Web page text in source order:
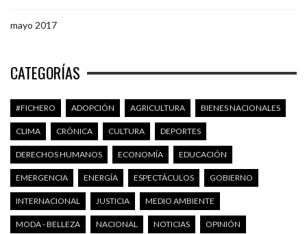
mayo 2017
CATEGORÍAS
#FICHERO ADOPCIÓN AGRICULTURA BIENES NACIONALES
CLIMA CRÓNICA CULTURA DEPORTES
DERECHOS HUMANOS ECONOMÍA EDUCACIÓN
EMERGENCIA ENERGÍA ESPECTÁCULOS GOBIERNO
INTERNACIONAL JUSTICIA MEDIO AMBIENTE
MODA - BELLEZA NACIONAL NOTICIAS OPINIÓN